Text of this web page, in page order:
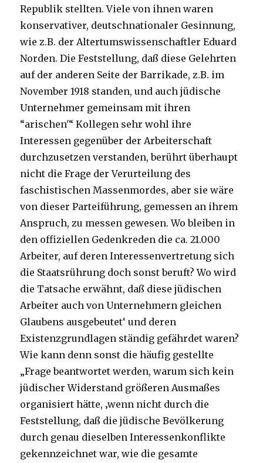
Republik stellten. Viele von ihnen waren
konservativer, deutschnationaler Gesinnung,
wie z.B. der Altertumswissenschaftler Eduard
Norden. Die Feststellung, daß diese Gelehrten
auf der anderen Seite der Barrikade, z.B. im
November 1918 standen, und auch jüdische
Unternehmer gemeinsam mit ihren
“arischen'“ Kollegen sehr wohl ihre
Interessen gegenüber der Arbeiterschaft
durchzusetzen verstanden, berührt überhaupt
nicht die Frage der Verurteilung des
faschistischen Massenmordes, aber sie wäre
von dieser Parteiführung, gemessen an ihrem
Anspruch, zu messen gewesen. Wo bleiben in
den offiziellen Gedenkreden die ca. 21.000
Arbeiter, auf deren Interessenvertretung sich
die Staatsrührung doch sonst beruft? Wo wird
die Tatsache erwähnt, daß diese jüdischen
Arbeiter auch von Unternehmern gleichen
Glaubens ausgebeutet‘ und deren
Existenzgrundlagen ständig gefährdet waren?
Wie kann denn sonst die häufig gestellte
„Frage beantwortet werden, warum sich kein
jüdischer Widerstand größeren Ausmaßes
organisiert hätte, ‚wenn nicht durch die
Feststellung, daß die jüdische Bevölkerung
durch genau dieselben Interessenkonflikte
gekennzeichnet war, wie die gesamte